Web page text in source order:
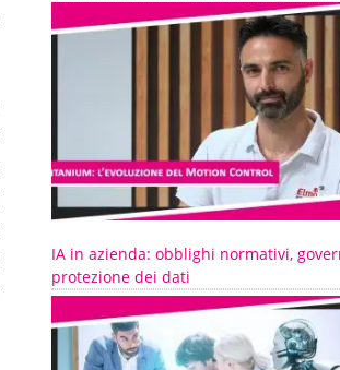
IA in azienda: obblighi normativi,
protezione dei dati